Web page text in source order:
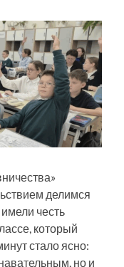
делимся
честь
который
стало ясно:
но и